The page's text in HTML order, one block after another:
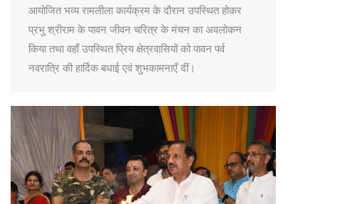
आयोजित भव्य रामलीला कार्यक्रम के दौरान उपस्थित होकर
प्रभु श्रीराम के पावन जीवन चरित्र के मंचन का अवलोकन
किया तथा वहाँ उपस्थित प्रिय क्षेत्रवासियों को पावन पर्व
नवरात्रि की हार्दिक बधाई एवं शुभकामनाएँ दीं।